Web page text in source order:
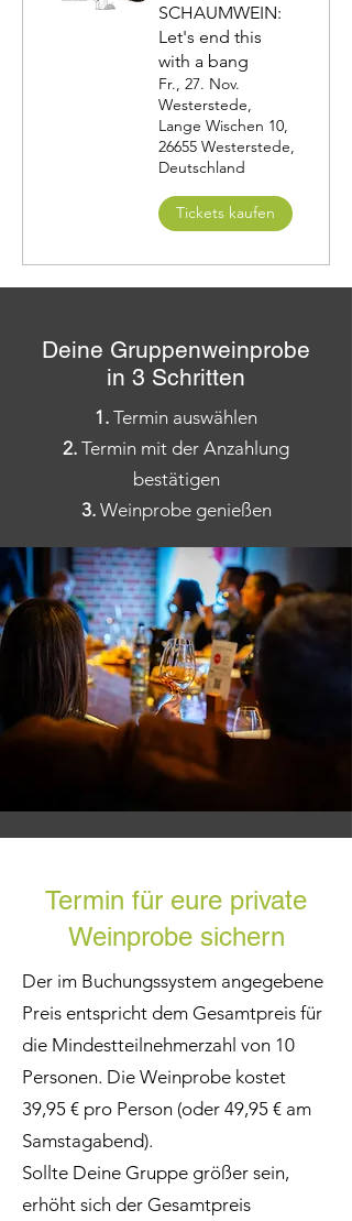
SCHAUMWEIN:
Let's end this
with a bang
Fr., 27. Nov.
Westerstede,
Lange Wischen 10,
26655 Westerstede,
Deutschland
Tickets kaufen
Deine Gruppenweinprobe
in 3 Schritten
1. Termin auswählen
2. Termin mit der Anzahlung
bestätigen
3.Weinprobe genießen
Termin für eure private
Weinprobe sichern
Der im Buchungssystem angegebene
Preis entspricht dem Gesamtpreis für
die Mindestteilnehmerzahl von 10
Personen. Die Weinprobe kostet
39,95 € pro Person (oder 49,95 € am
Samstagabend).
Sollte Deine Gruppe größer sein,
erhöht sich der Gesamtpreis